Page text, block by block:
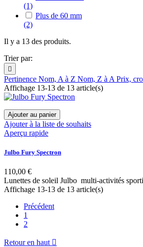
(1)
Plus de 60 mm
(2)
Il y a 13 des produits.
Trier par:

Pertinence Nom, A à Z Nom, Z à A Prix,
Affichage 13-13 de 13 article(s)
Ajouter au panier
Ajouter à la liste de souhaits
Aperçu rapide
Julbo Fury Spectron
110,00 €
Lunettes de soleil Julbo multi-activités
Affichage 13-13 de 13 article(s)
Précédent
1
2
Retour en haut 